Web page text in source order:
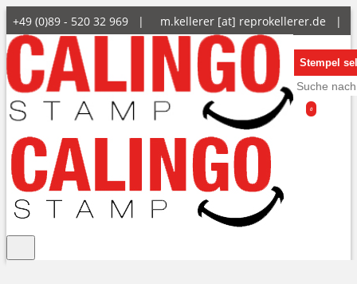
+49 (0)89 - 520 32 969 | m.kellerer [at] reprokellerer.de |
Stempel
0